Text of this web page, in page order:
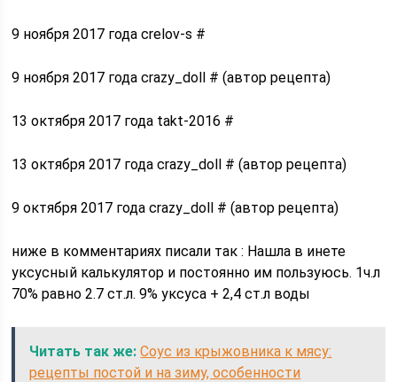
9 ноября 2017 года crelov-s #
9 ноября 2017 года crazy_doll # (автор рецепта)
13 октября 2017 года takt-2016 #
13 октября 2017 года crazy_doll # (автор рецепта)
9 октября 2017 года crazy_doll # (автор рецепта)
ниже в комментариях писали так : Нашла в инете
уксусный калькулятор и постоянно им пользуюсь. 1ч.л
70% равно 2.7 ст.л. 9% уксуса + 2,4 ст.л воды
Читать так же: Соус из крыжовника к мясу:
рецепты постой и на зиму, особенности